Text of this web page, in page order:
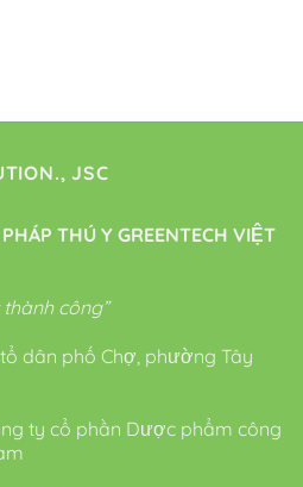
JSC
THÚ Y GREENTECH VIỆT
công”
dân phố Chợ, phường Tây
ty cổ phần Dược phẩm công